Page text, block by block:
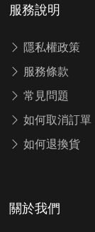
服務說明
隱私權政策
服務條款
常見問題
如何取消訂單
如何退換貨
關於我們